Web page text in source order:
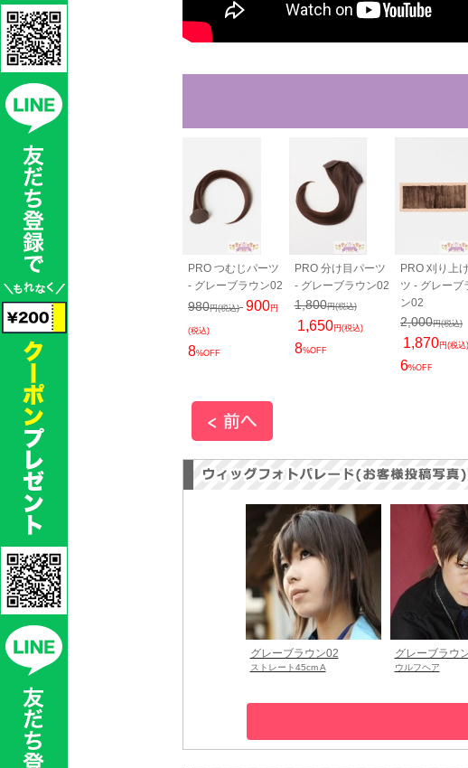
40cm - グレ
ウン02
円(税込)
PRO つむじパーツ
- グレーブラウン02
980円(税込) 900円
(税込)
8%OFF
PRO 分け目パーツ
- グレーブラウン02
1,800円(税込)
1,650円(税込)
8%OFF
PRO 刈り上
ツ - グレーブ
ン02
2,000円(税込)
1,870円(税込)
6%OFF
グレーブラウン02
ストレート45cm A
グレーブラウ
ウルフヘア